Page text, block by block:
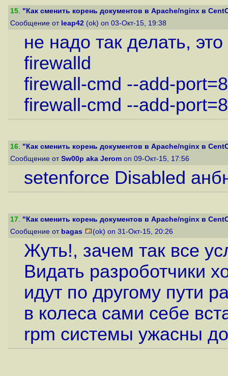
15. "Как сменить корень документов в Apache/nginx в
Сообщение от leap42 (ok) on 03-Окт-15, 19:38
не надо так делать,
firewalld
firewall-cmd --add-
firewall-cmd --add-
16. "Как сменить корень документов в Apache/nginx в
Сообщение от Sw00p aka Jerom on 09-Окт-15, 17:56
setenforce Disabled
17. "Как сменить корень документов в Apache/nginx в
Сообщение от bagas (ok) on 31-Окт-15, 20:26
Жуть!, зачем так все
Видать разроботчики
идут по другому пути
в колеса сами себе
rpm системы ужасны